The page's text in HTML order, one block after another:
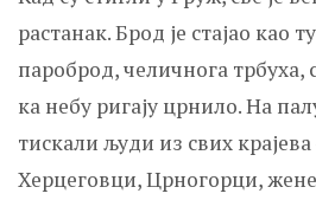
растанак. Брод је стајао као
пароброд, челичнога
ка небу ригају црнило. На
тискали људи из свих
Херцеговци, Црногорци,